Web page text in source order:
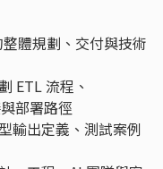
體規劃、交付與技術
ETL 流程、
部署路徑
輸出定義、測試案例